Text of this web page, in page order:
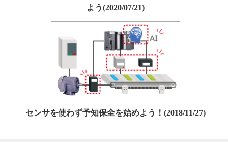
よう(2020/07/21)
センサを使わず予知保全を始めよう！(2018/11/27)